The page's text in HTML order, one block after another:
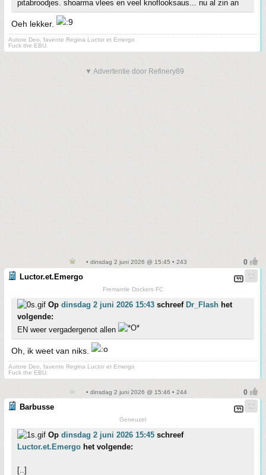
pitabroodjes. shoarma vlees en veel knoflooksaus... nu al zin an
Oeh lekker.
Autore Deo, favente Regina Luctor et Emergo
Fuck the EBU.
▼ Advertentie door Refinery89
• dinsdag 2 juni 2026 @ 15:45 • 243
Luctor.et.Emergo
Fremantle Dockers FC
Op dinsdag 2 juni 2026 15:43 schreef Dr_Flash het
volgende:
EN weer vergadergenot allen
Oh, ik weet van niks.
Autore Deo, favente Regina Luctor et Emergo
Fuck the EBU.
• dinsdag 2 juni 2026 @ 15:46 • 244
Barbusse
Geneuzel
Op dinsdag 2 juni 2026 15:45 schreef
Luctor.et.Emergo het volgende:
[..]